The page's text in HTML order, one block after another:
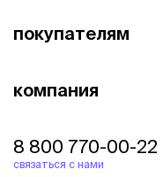
покупателям
компания
8 800 770-00-22
связаться с нами